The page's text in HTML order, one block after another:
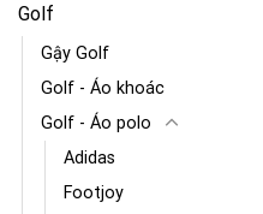
Golf
Gậy Golf
Golf - Áo khoác
Golf - Áo polo
Adidas
Footjoy